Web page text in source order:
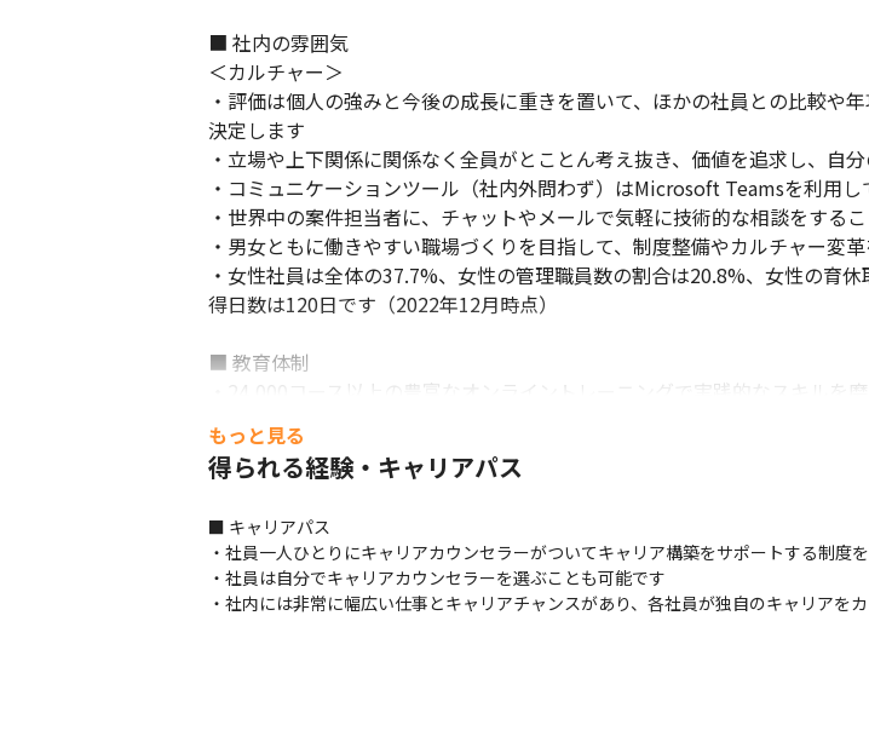
■ 社内の雰囲気
＜カルチャー＞
・評価は個人の強みと今後の成長に重きを置いて、ほかの社員との比較や
決定します
・立場や上下関係に関係なく全員がとことん考え抜き、価値を追求し、自
・コミュニケーションツール（社内外問わず）はMicrosoft Teamsを利用し
・世界中の案件担当者に、チャットやメールで気軽に技術的な相談をする
・男女ともに働きやすい職場づくりを目指して、制度整備やカルチャー変
・女性社員は全体の37.7%、女性の管理職員数の割合は20.8%、女性の育
得日数は120日です（2022年12月時点）
■ 教育体制
・24,000コース以上の豊富なオンライントレーニングで実践的なスキルを
・海外オフィスに所属するネイティブスピーカー（英語）社員が英語を教
・技術やソリューションに関するトレーニングや有志社員で勉強会を実施し
・資格取得支援制度を導入しています
照し、ノウハウを活用することが可能です
もっと見る
得られる経験・キャリアパス
■ キャリアパス
・社員一人ひとりにキャリアカウンセラーがついてキャリア構築をサポートする制度
・社員は自分でキャリアカウンセラーを選ぶことも可能です
・社内には非常に幅広い仕事とキャリアチャンスがあり、各社員が独自のキャリアを